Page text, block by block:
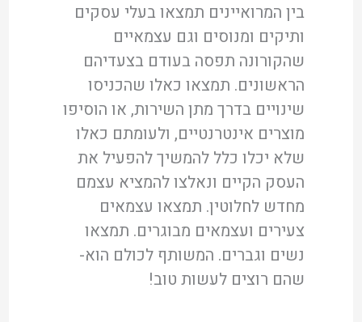
בין המרואיינים תמצאו בעלי עסקים
ותיקים ומנוסים וגם עצמאיים
שהקורונה תפסה בעודם בצעדיהם
הראשונים. תמצאו כאלו שהכניסו
שינויים בדרך מתן השירות, או הוסיפו
מוצרים אינטרנטיים, ולעומתם כאלו
שלא יכלו כלל להמשיך להפעיל את
העסק הקיים ונאלצו להמציא עצמם
מחדש לחלוטין. תמצאו עצמאים
צעירים ועצמאים מבוגרים. תמצאו
נשים וגברים. המשותף לכולם הוא-
שהם רוצים לעשות טוב!